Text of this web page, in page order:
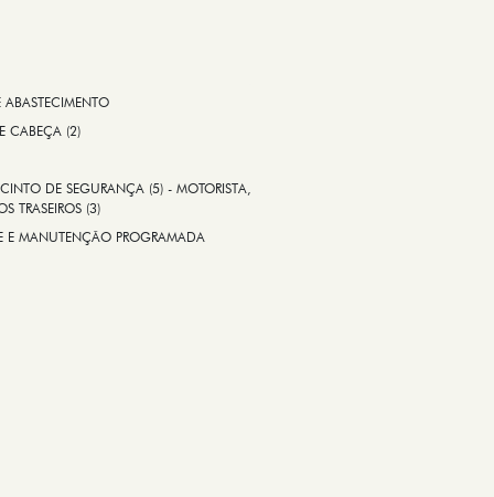
ABASTECIMENTO
CABEÇA (2)
DE SEGURANÇA (5) - MOTORISTA,
TRASEIROS (3)
E MANUTENÇÃO PROGRAMADA